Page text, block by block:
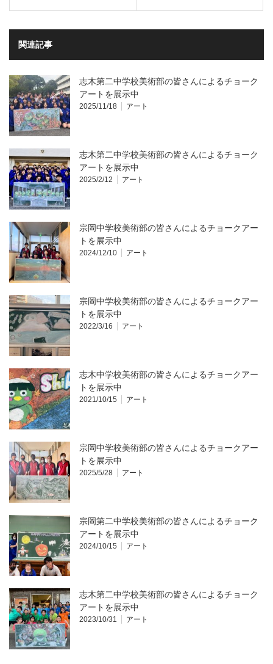
関連記事
志木第二中学校美術部の皆さんによるチョーク
アートを展示中
2025/11/18 アート
志木第二中学校美術部の皆さんによるチョーク
アートを展示中
2025/2/12 アート
宗岡中学校美術部の皆さんによるチョークアー
トを展示中
2024/12/10 アート
宗岡中学校美術部の皆さんによるチョークアー
トを展示中
2022/3/16 アート
志木中学校美術部の皆さんによるチョークアー
トを展示中
2021/10/15 アート
宗岡中学校美術部の皆さんによるチョークアー
トを展示中
2025/5/28 アート
宗岡第二中学校美術部の皆さんによるチョーク
アートを展示中
2024/10/15 アート
志木第二中学校美術部の皆さんによるチョーク
アートを展示中
2023/10/31 アート